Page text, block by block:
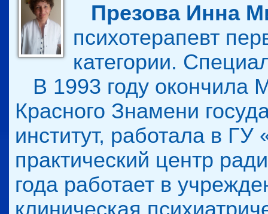
Презова Инна
психотерапевт
категории.
В 1993 году окончила
Красного Знамени
институт, работала в ГУ
практический центр
года работает в
клиническая